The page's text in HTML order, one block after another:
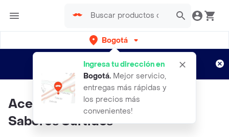
Bogotá
Ingresa tu dirección en
Bogotá. Mejor servicio,
entregas más rápidas y
los precios más
convenientes!
envíos gratis por semanas
Aplican TyC
Aceite Caliente Para Masajes
Sabores Surtidos